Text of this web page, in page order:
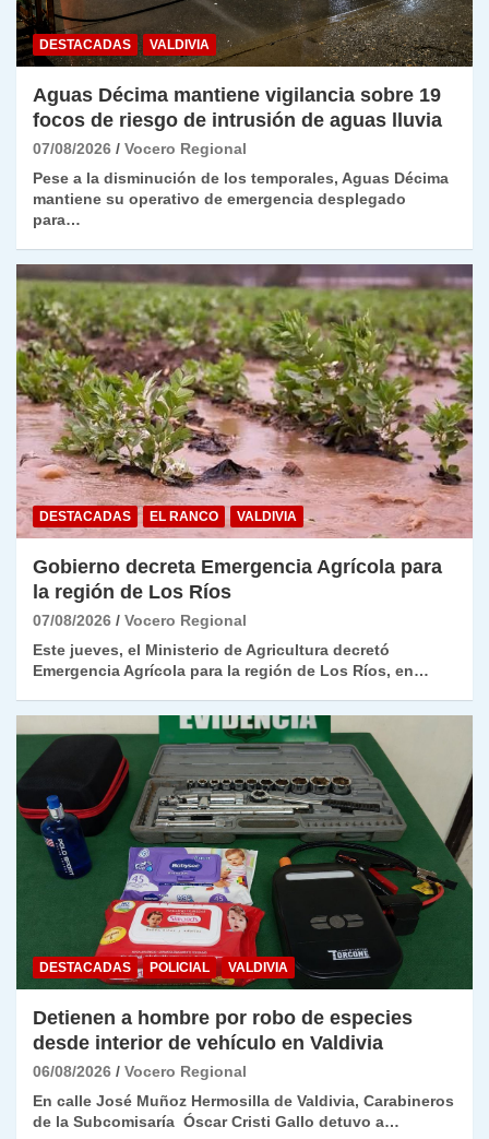
DESTACADAS VALDIVIA
Aguas Décima mantiene vigilancia sobre 19
focos de riesgo de intrusión de aguas lluvia
07/08/2026
Vocero Regional
Pese a la disminución de los temporales, Aguas Décima
mantiene su operativo de emergencia desplegado
para…
DESTACADAS EL RANCO VALDIVIA
Gobierno decreta Emergencia Agrícola para
la región de Los Ríos
07/08/2026
Vocero Regional
Este jueves, el Ministerio de Agricultura decretó
Emergencia Agrícola para la región de Los Ríos, en…
DESTACADAS POLICIAL VALDIVIA
Detienen a hombre por robo de especies
desde interior de vehículo en Valdivia
06/08/2026
Vocero Regional
En calle José Muñoz Hermosilla de Valdivia, Carabineros
de la Subcomisaría Óscar Cristi Gallo detuvo a…